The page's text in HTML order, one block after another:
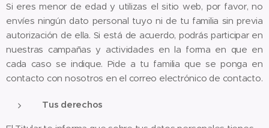
Si eres menor de edad y utilizas el sitio web, por favor, no
envíes ningún dato personal tuyo ni de tu familia sin previa
autorización de ella. Si está de acuerdo, podrás participar en
nuestras campañas y actividades en la forma en que en
cada caso se indique. Pide a tu familia que se ponga en
contacto con nosotros en el correo electrónico de contacto.
Tus derechos